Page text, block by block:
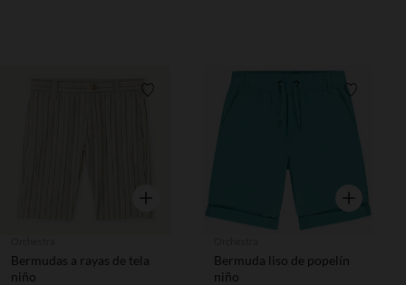
Lista de requisitos
Vista rápida
Bermudas a rayas de tela
niño
Lista de
Vista rápida
Bermuda liso de popelín
niño